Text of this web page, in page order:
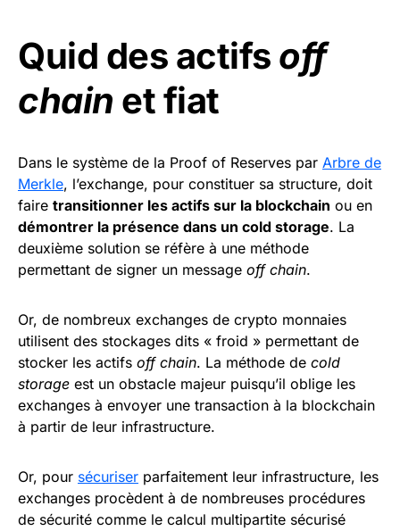
Quid des actifs off
chain et fiat
Dans le système de la Proof of Reserves par Arbre de
Merkle, l’exchange, pour constituer sa structure, doit
faire transitionner les actifs sur la blockchain ou en
démontrer la présence dans un cold storage. La
deuxième solution se réfère à une méthode
permettant de signer un message off chain.
Or, de nombreux exchanges de crypto monnaies
utilisent des stockages dits « froid » permettant de
stocker les actifs off chain. La méthode de cold
storage est un obstacle majeur puisqu’il oblige les
exchanges à envoyer une transaction à la blockchain
à partir de leur infrastructure.
Or, pour sécuriser parfaitement leur infrastructure, les
exchanges procèdent à de nombreuses procédures
de sécurité comme le calcul multipartite sécurisé